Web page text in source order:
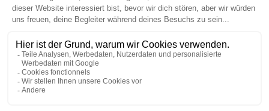
RECHTLICHE HINWEISE
Rechtliche Hinweise
Allgemeine Geschäftsbedingungen